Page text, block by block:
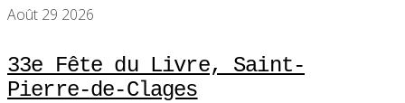
Août 29 2026
33e Fête du Livre, Saint-
Pierre-de-Clages